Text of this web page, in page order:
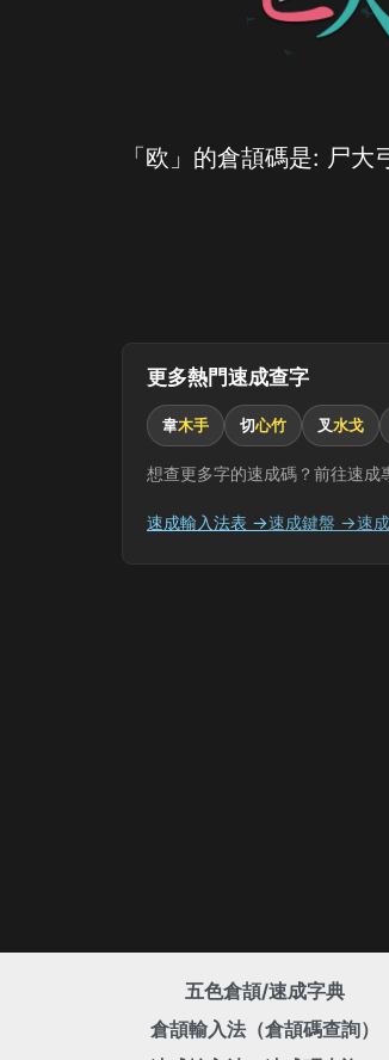
「欧」的倉頡碼是: 尸
更多熱門速成查字
韋木手 切心竹 叉水戈
想查更多字的速成碼？前往速成
速成輸入法表 →速成鍵盤 →速
五色倉頡/速成字典
倉頡輸入法（倉頡碼查詢）